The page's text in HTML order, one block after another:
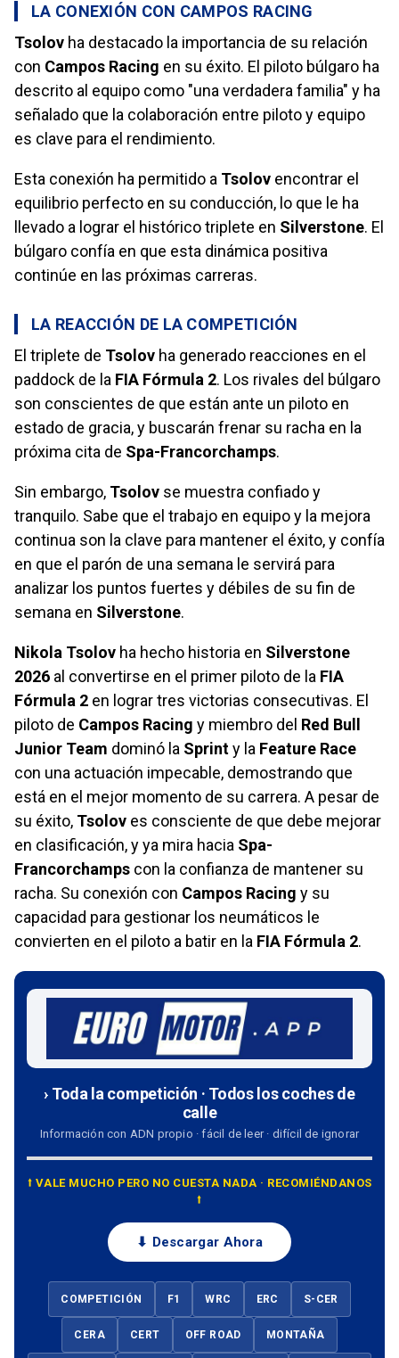
LA CONEXIÓN CON CAMPOS RACING
Tsolov ha destacado la importancia de su relación
con Campos Racing en su éxito. El piloto búlgaro ha
descrito al equipo como "una verdadera familia" y ha
señalado que la colaboración entre piloto y equipo
es clave para el rendimiento.
Esta conexión ha permitido a Tsolov encontrar el
equilibrio perfecto en su conducción, lo que le ha
llevado a lograr el histórico triplete en Silverstone. El
búlgaro confía en que esta dinámica positiva
continúe en las próximas carreras.
LA REACCIÓN DE LA COMPETICIÓN
El triplete de Tsolov ha generado reacciones en el
paddock de la FIA Fórmula 2. Los rivales del búlgaro
son conscientes de que están ante un piloto en
estado de gracia, y buscarán frenar su racha en la
próxima cita de Spa-Francorchamps.
Sin embargo, Tsolov se muestra confiado y
tranquilo. Sabe que el trabajo en equipo y la mejora
continua son la clave para mantener el éxito, y confía
en que el parón de una semana le servirá para
analizar los puntos fuertes y débiles de su fin de
semana en Silverstone.
Nikola Tsolov ha hecho historia en Silverstone
2026 al convertirse en el primer piloto de la FIA
Fórmula 2 en lograr tres victorias consecutivas. El
piloto de Campos Racing y miembro del Red Bull
Junior Team dominó la Sprinty la Feature Race
con una actuación impecable, demostrando que
está en el mejor momento de su carrera. A pesar de
su éxito, Tsolov es consciente de que debe mejorar
en clasificación, y ya mira hacia Spa-
Francorchamps con la confianza de mantener su
racha. Su conexión con Campos Racing y su
capacidad para gestionar los neumáticos le
convierten en el piloto a batir en la FIA Fórmula 2.
› Toda la competición · Todos los coches de
calle
Información con ADN propio · fácil de leer · difícil de ignorar
⭡ VALE MUCHO PERO NO CUESTA NADA · RECOMIÉNDANOS
⭡
⬇ Descargar Ahora
COMPETICIÓN F1 WRC ERC S-CER
CERA CERT OFF ROAD MONTAÑA